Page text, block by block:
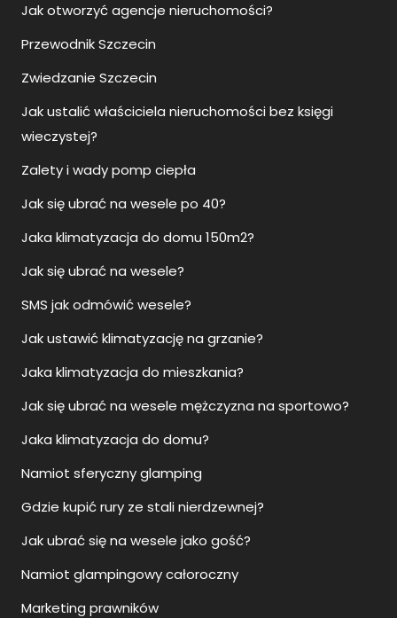
Jak otworzyć agencje nieruchomości?
Przewodnik Szczecin
Zwiedzanie Szczecin
Jak ustalić właściciela nieruchomości bez księgi
wieczystej?
Zalety i wady pomp ciepła
Jak się ubrać na wesele po 40?
Jaka klimatyzacja do domu 150m2?
Jak się ubrać na wesele?
SMS jak odmówić wesele?
Jak ustawić klimatyzację na grzanie?
Jaka klimatyzacja do mieszkania?
Jak się ubrać na wesele mężczyzna na sportowo?
Jaka klimatyzacja do domu?
Namiot sferyczny glamping
Gdzie kupić rury ze stali nierdzewnej?
Jak ubrać się na wesele jako gość?
Namiot glampingowy całoroczny
Marketing prawników